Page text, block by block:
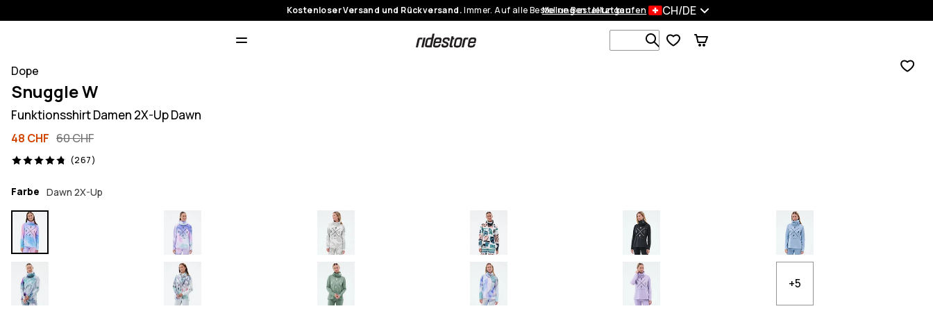
Kostenloser Versand und Rückversand.Immer. Auf alle Bestellungen.Jetzt kaufen
Meine Bestellungen CH/DE
Durchsuche 1 000+ Produkte
Dope
Snuggle W
Funktionsshirt Damen 2X-Up Dawn
48 CHF 60 CHF
(267)
267 Reviews, 4.8/5
Farbe Dawn 2X-Up
+5